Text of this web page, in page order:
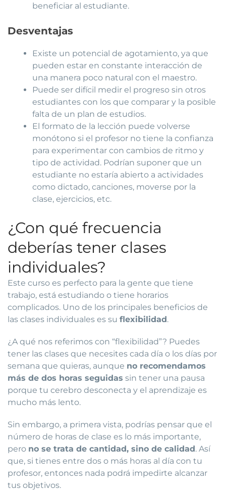
beneficiar al estudiante.
Desventajas
Existe un potencial de agotamiento, ya que
pueden estar en constante interacción de
una manera poco natural con el maestro.
Puede ser difícil medir el progreso sin otros
estudiantes con los que comparar y la posible
falta de un plan de estudios.
El formato de la lección puede volverse
monótono si el profesor no tiene la confianza
para experimentar con cambios de ritmo y
tipo de actividad. Podrían suponer que un
estudiante no estaría abierto a actividades
como dictado, canciones, moverse por la
clase, ejercicios, etc.
¿Con qué frecuencia
deberías tener clases
individuales?
Este curso es perfecto para la gente que tiene
trabajo, está estudiando o tiene horarios
complicados. Uno de los principales beneficios de
las clases individuales es su flexibilidad.
¿A qué nos referimos con “flexibilidad”? Puedes
tener las clases que necesites cada día o los días por
semana que quieras, aunque no recomendamos
más de dos horas seguidas sin tener una pausa
porque tu cerebro desconecta y el aprendizaje es
mucho más lento.
Sin embargo, a primera vista, podrías pensar que el
número de horas de clase es lo más importante,
pero no se trata de cantidad, sino de calidad. Así
que, si tienes entre dos o más horas al día con tu
profesor, entonces nada podrá impedirte alcanzar
tus objetivos.